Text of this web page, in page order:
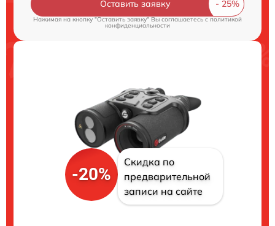
Оставить заявку
Нажимая на кнопку "Оставить заявку" Вы соглашаетесь cполитикой
конфиденциальности
-20%
Скидка по
предварительной
записи на сайте